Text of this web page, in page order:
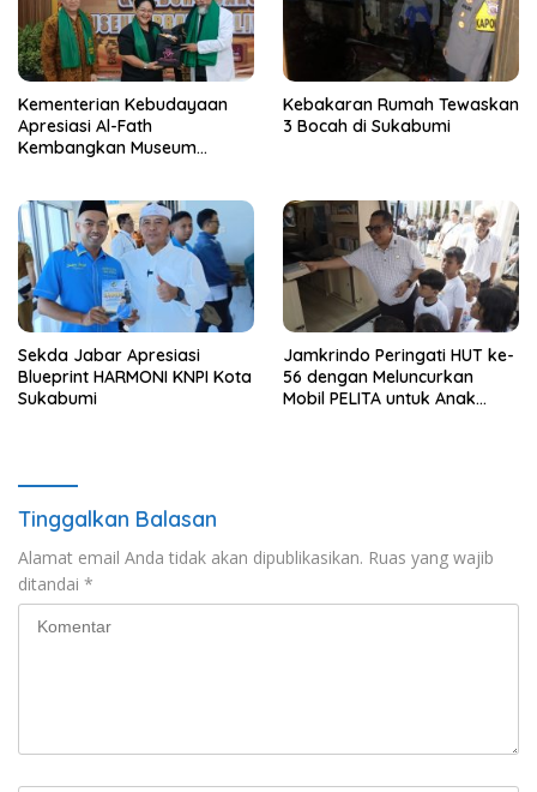
Kementerian Kebudayaan
Apresiasi Al-Fath
Kembangkan Museum
Kebakaran Rumah Tewaskan
3 Bocah di Sukabumi
Sekda Jabar Apresiasi
Blueprint HARMONI KNPI Kota
Sukabumi
Jamkrindo Peringati HUT ke-
56 dengan Meluncurkan
Mobil PELITA untuk Anak
Tinggalkan Balasan
Alamat email Anda tidak akan dipublikasikan. Ruas yang wajib
ditandai *